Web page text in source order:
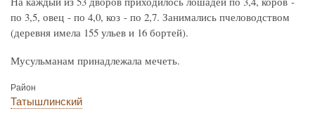
по 3,5, овец - по 4,0, коз - по 2,7. Занимались пчеловодством
(деревня имела 155 ульев и 16 бортей).
Мусульманам принадлежала мечеть.
Район
Татышлинский